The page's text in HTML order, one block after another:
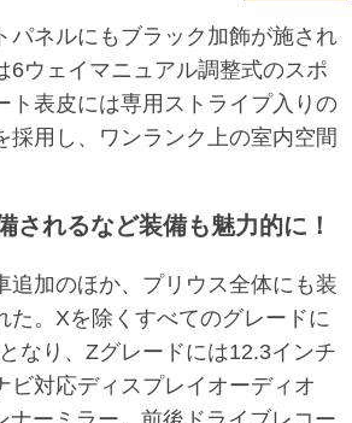
ネルにもブラック加飾が施され
6ウェイマニュアル調整式のスポ
ト表皮には専用ストライプ入りの
採用し、ワンランク上の室内空間
されるなど装備も魅力的に！
加のほか、プリウス全体にも装
た。Xを除くすべてのグレードに
なり、Zグレードには12.3インチ
ビ対応ディスプレイオーディオ